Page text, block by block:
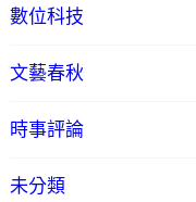
數位科技
文藝春秋
時事評論
未分類